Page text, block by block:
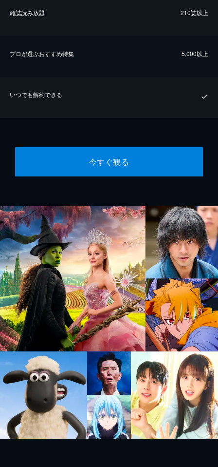
雑誌読み放題 210誌以上
プロが選ぶおすすめ特集 5,000以上
いつでも解約できる
今すぐ観る